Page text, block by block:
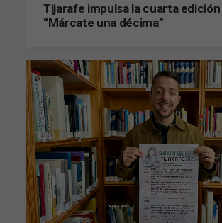
Tijarafe impulsa la cuarta edición
“Márcate una décima”